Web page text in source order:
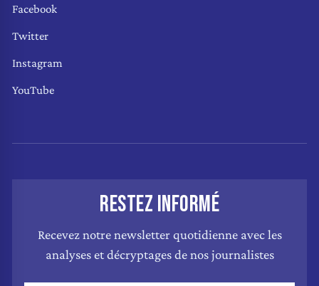
Facebook
Twitter
Instagram
YouTube
RESTEZ INFORMÉ
Recevez notre newsletter quotidienne avec les
analyses et décryptages de nos journalistes